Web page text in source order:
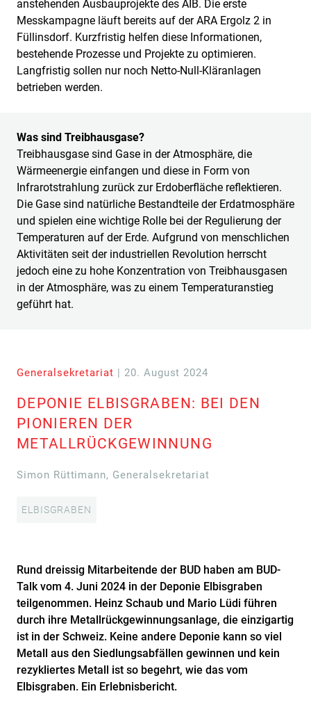
anstehenden Ausbauprojekte des AIB. Die erste
Messkampagne läuft bereits auf der ARA Ergolz 2 in
Füllinsdorf. Kurzfristig helfen diese Informationen,
bestehende Prozesse und Projekte zu optimieren.
Langfristig sollen nur noch Netto-Null-Kläranlagen
betrieben werden.
Was sind Treibhausgase?
Treibhausgase sind Gase in der Atmosphäre, die
Wärmeenergie einfangen und diese in Form von
Infrarotstrahlung zurück zur Erdoberfläche reflektieren.
Die Gase sind natürliche Bestandteile der Erdatmosphäre
und spielen eine wichtige Rolle bei der Regulierung der
Temperaturen auf der Erde. Aufgrund von menschlichen
Aktivitäten seit der industriellen Revolution herrscht
jedoch eine zu hohe Konzentration von Treibhausgasen
in der Atmosphäre, was zu einem Temperaturanstieg
geführt hat.
Generalsekretariat | 20. August 2024
DEPONIE ELBISGRABEN: BEI DEN
PIONIEREN DER
METALLRÜCKGEWINNUNG
Simon Rüttimann, Generalsekretariat
ELBISGRABEN
Rund dreissig Mitarbeitende der BUD haben am BUD-
Talk vom 4. Juni 2024 in der Deponie Elbisgraben
teilgenommen. Heinz Schaub und Mario Lüdi führen
durch ihre Metallrückgewinnungsanlage, die einzigartig
ist in der Schweiz. Keine andere Deponie kann so viel
Metall aus den Siedlungsabfällen gewinnen und kein
rezykliertes Metall ist so begehrt, wie das vom
Elbisgraben. Ein Erlebnisbericht.